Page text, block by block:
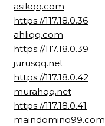
asikqq.com
https://117.18.0.36
ahliqq.com
https://117.18.0.39
jurusqq.net
https://117.18.0.42
murahqq.net
https://117.18.0.41
maindomino99.com